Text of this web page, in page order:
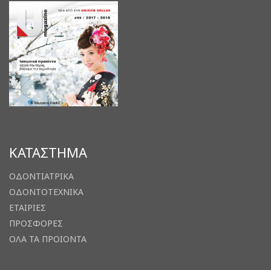
ΚΑΤΑΣΤΗΜΑ
ΟΔΟΝΤΙΑΤΡΙΚΑ
ΟΔΟΝΤΟΤΕΧΝΙΚΑ
ΕΤΑΙΡΙΕΣ
ΠΡΟΣΦΟΡΕΣ
ΟΛΑ ΤΑ ΠΡΟΙΟΝΤΑ